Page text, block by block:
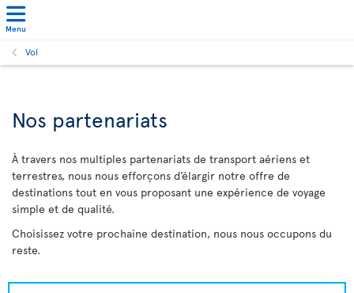
Menu
Vol
Nos partenariats
À travers nos multiples partenariats de transport aériens et
terrestres, nous nous efforçons d’élargir notre offre de
destinations tout en vous proposant une expérience de voyage
simple et de qualité.
Choisissez votre prochaine destination, nous nous occupons du
reste.